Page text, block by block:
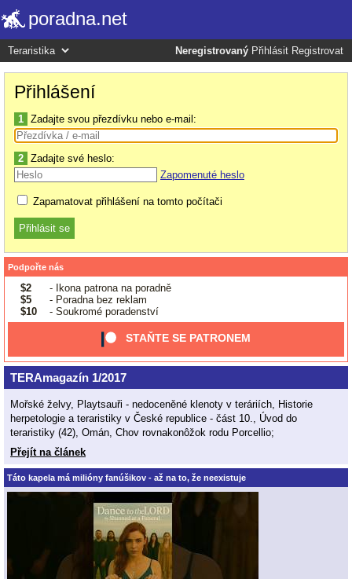
poradna.net
Neregistrovaný Přihlásit Registrovat
Přihlášení
1 Zadajte svou přezdívku nebo e-mail:
2 Zadajte své heslo:
Zapomenuté heslo
Zapamatovat přihlášení na tomto počítači
Podpořte nás
$2
- Ikona patrona na poradně
$5
- Poradna bez reklam
$10
- Soukromé poradenství
STAŇTE SE PATRONEM
TERAmagazín 1/2017
Mořské želvy, Playtsauři - nedoceněné klenoty v teráriích, Historie
herpetologie a teraristiky v České republice - část 10., Úvod do
teraristiky (42), Omán, Chov rovnakonôžok rodu Porcellio;
Přejít na článek
Táto kapela má milióny fanúšikov - až na to, že neexistuje